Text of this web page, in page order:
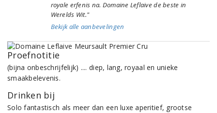
royale erfenis na. Domaine Leflaive de beste in
Werelds Wit."
Bekijk alle aanbevelingen
Proefnotitie
(bijna onbeschrijfelijk) .... diep, lang, royaal en unieke
smaakbelevenis.
Drinken bij
Solo fantastisch als meer dan een luxe aperitief, grootse